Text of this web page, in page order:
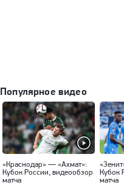
Популярное видео
«Краснодар» — «Ахмат»:
Кубок России, видеообзор
матча
Кубок
матча